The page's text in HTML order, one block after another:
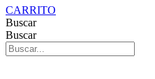
CARRITO
Buscar
Buscar